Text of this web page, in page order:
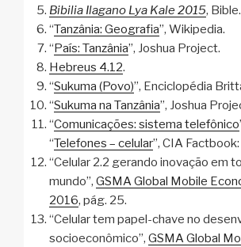
Bibilia Ilagano Lya Kale 2015,
“Tanzânia: Geografia”, Wikipedia.
“ País: Tanzânia”, Joshua Project.
Hebreus 4.12.
“Sukuma (Povo)”, Enciclopédia
“Sukuma na Tanzânia”, Joshua
“Comunicações: sistema telefônico
“Telefones – celular”, CIA Factbook:
“Celular 2.2 gerando inovação em
mundo”, GSMA Global Mobile
2016, pág. 25.
“Celular tem papel-chave no
socioeconômico”, GSMA Global